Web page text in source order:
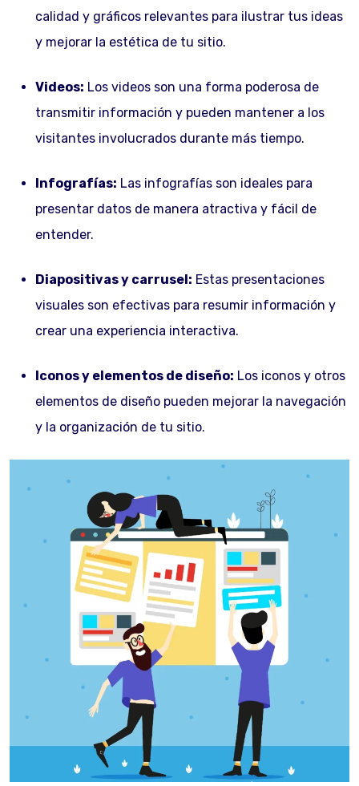
calidad y gráficos relevantes para ilustrar tus ideas
y mejorar la estética de tu sitio.
Videos: Los videos son una forma poderosa de
transmitir información y pueden mantener a los
visitantes involucrados durante más tiempo.
Infografías: Las infografías son ideales para
presentar datos de manera atractiva y fácil de
entender.
Diapositivas y carrusel: Estas presentaciones
visuales son efectivas para resumir información y
crear una experiencia interactiva.
Iconos y elementos de diseño: Los iconos y otros
elementos de diseño pueden mejorar la navegación
y la organización de tu sitio.